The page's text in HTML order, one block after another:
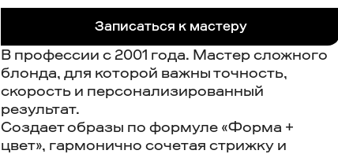
Записаться к мастеру
В профессии с 2001 года. Мастер сложного
блонда, для которой важны точность,
скорость и персонализированный
результат.
Создает образы по формуле «Форма +
цвет», гармонично сочетая стрижку и